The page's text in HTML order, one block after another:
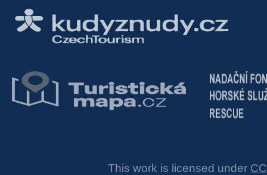
This work is licensed under